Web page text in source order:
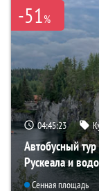
-51%
04:45:22
Автобусный
Рускеала и
Сенная площадь